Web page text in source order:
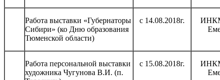
Работа выставки «Губернаторы
Сибири» (ко Дню образования
Тюменской области)
с 14.08.2018г.
Работа персональной выставки
художника Чугунова В.И. (п.
с 15.08.2018г.